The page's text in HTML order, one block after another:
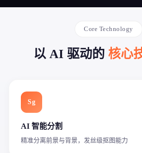
Core Technology
以 AI 驱动的 核心
Sg
AI 智能分割
精准分离前景与背景，发丝级抠图能力